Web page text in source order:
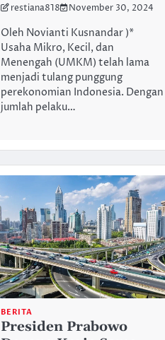
restiana818 November 30, 2024
Oleh Novianti Kusnandar )*
Usaha Mikro, Kecil, dan
Menengah (UMKM) telah lama
menjadi tulang punggung
perekonomian Indonesia. Dengan
jumlah pelaku…
BERITA
Presiden Prabowo